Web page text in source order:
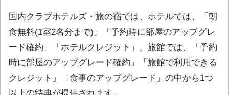
国内クラブホテルズ・旅の宿では、ホテルでは、「朝
食無料(1室2名分まで)」「予約時に部屋のアップグレ
ード確約」「ホテルクレジット」、旅館では、「予約
時に部屋のアップグレード確約」「旅館で利用できる
クレジット」「食事のアップグレード」の中から1つ
以上の特典が提供されます。